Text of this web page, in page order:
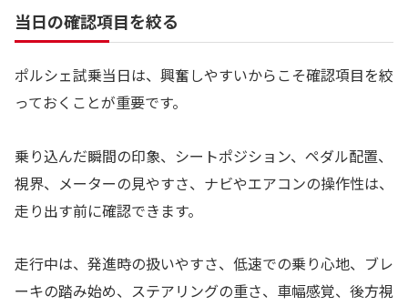
当日の確認項目を絞る
ポルシェ試乗当日は、興奮しやすいからこそ確認項目を絞
っておくことが重要です。
乗り込んだ瞬間の印象、シートポジション、ペダル配置、
視界、メーターの見やすさ、ナビやエアコンの操作性は、
走り出す前に確認できます。
走行中は、発進時の扱いやすさ、低速での乗り心地、ブレ
ーキの踏み始め、ステアリングの重さ、車幅感覚、後方視